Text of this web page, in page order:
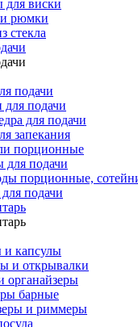
для виски
рюмки
стекла
подачи
для подачи
для подачи
запекания
порционные
для подачи
порционные,
подачи
капсулы
и открывалки
органайзеры
барные
и риммеры